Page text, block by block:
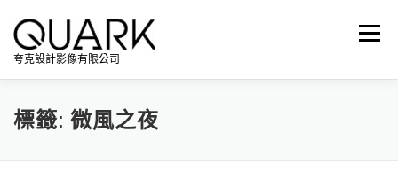
內
夸克設計影像有限公司
選單
標籤: 微風之夜